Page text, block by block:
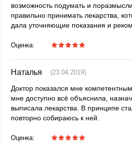
возможность подумать и
правильно принимать лекарства,
дала уточняющие показания и
Оценка:
Наталья (23.04.2019)
Доктор показался мне
мне доступно всё объяснила,
выписала лекарства. В принципе
повторно собираюсь к ней.
Оценка: